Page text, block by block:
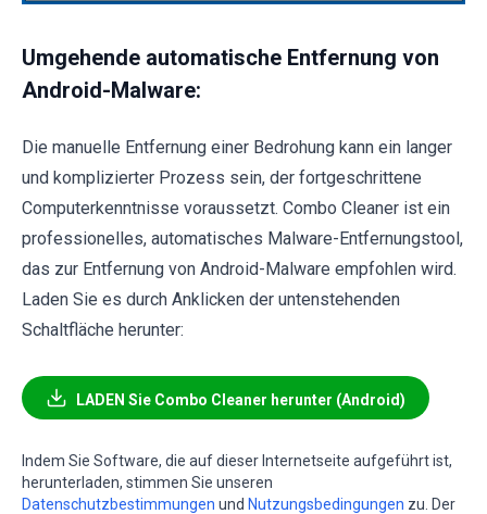
Umgehende automatische Entfernung von
Android-Malware:
Die manuelle Entfernung einer Bedrohung kann ein langer
und komplizierter Prozess sein, der fortgeschrittene
Computerkenntnisse voraussetzt. Combo Cleaner ist ein
professionelles, automatisches Malware-Entfernungstool,
das zur Entfernung von Android-Malware empfohlen wird.
Laden Sie es durch Anklicken der untenstehenden
Schaltfläche herunter:
LADEN Sie Combo Cleaner herunter (Android)
Indem Sie Software, die auf dieser Internetseite aufgeführt ist,
herunterladen, stimmen Sie unseren
Datenschutzbestimmungen und Nutzungsbedingungen zu. Der